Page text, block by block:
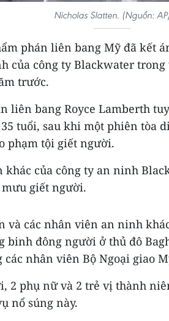
Nicholas Slatten. (Nguồn:
phán liên bang Mỹ đã kết
của công ty Blackwater
trước.
liên bang Royce Lamberth
tuổi, sau khi một phiên tòa
phạm tội giết người.
khác của công ty an ninh
giết người.
và các nhân viên an ninh
binh đông người ở thủ đô
nhân viên Bộ Ngoại giao
2 phụ nữ và 2 trẻ vị thành
nổ súng này.